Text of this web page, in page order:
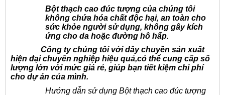
Bột thạch caođúc tượngcủa chúng tôi
không chứa hóa chất độc hại, an toàn cho
sức khỏe người sử dụng, không gây kích
ứng cho da hoặc đường hô hấp.
Công ty chúng tôi với dây chuyền sản xuất
hiện đại chuyên nghiệp hiệu quả,có thể cung cấp số
lượng lớn với mức giá rẻ, giúp bạn tiết kiệm chi phí
cho dự án của mình.
Hướng dẫn sử dụng Bột thạch cao đúc tượng